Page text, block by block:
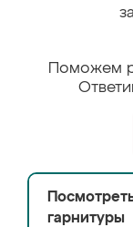
за
Поможем
гарнитуры